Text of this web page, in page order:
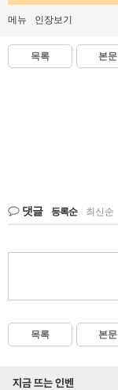
메뉴 인장보기
목록 본문
댓글 등록순 최신순
목록 본문
지금 뜨는 인벤